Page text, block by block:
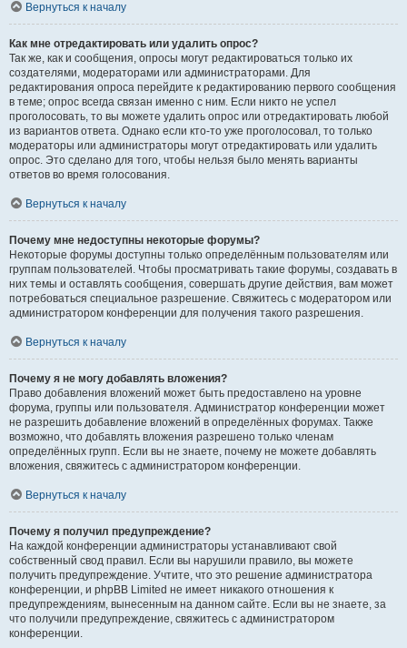
Вернуться к началу
Как мне отредактировать или удалить опрос?
Так же, как и сообщения, опросы могут редактироваться только их
создателями, модераторами или администраторами. Для
редактирования опроса перейдите к редактированию первого сообщения
в теме; опрос всегда связан именно с ним. Если никто не успел
проголосовать, то вы можете удалить опрос или отредактировать любой
из вариантов ответа. Однако если кто-то уже проголосовал, то только
модераторы или администраторы могут отредактировать или удалить
опрос. Это сделано для того, чтобы нельзя было менять варианты
ответов во время голосования.
Вернуться к началу
Почему мне недоступны некоторые форумы?
Некоторые форумы доступны только определённым пользователям или
группам пользователей. Чтобы просматривать такие форумы, создавать в
них темы и оставлять сообщения, совершать другие действия, вам может
потребоваться специальное разрешение. Свяжитесь с модератором или
администратором конференции для получения такого разрешения.
Вернуться к началу
Почему я не могу добавлять вложения?
Право добавления вложений может быть предоставлено на уровне
форума, группы или пользователя. Администратор конференции может
не разрешить добавление вложений в определённых форумах. Также
возможно, что добавлять вложения разрешено только членам
определённых групп. Если вы не знаете, почему не можете добавлять
вложения, свяжитесь с администратором конференции.
Вернуться к началу
Почему я получил предупреждение?
На каждой конференции администраторы устанавливают свой
собственный свод правил. Если вы нарушили правило, вы можете
получить предупреждение. Учтите, что это решение администратора
конференции, и phpBB Limited не имеет никакого отношения к
предупреждениям, вынесенным на данном сайте. Если вы не знаете, за
что получили предупреждение, свяжитесь с администратором
конференции.